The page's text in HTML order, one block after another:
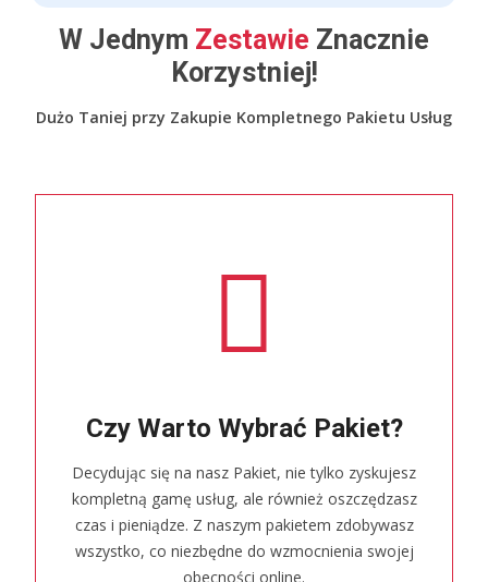
W Jednym Zestawie Znacznie
Korzystniej!
Dużo Taniej przy Zakupie Kompletnego Pakietu Usług
Czy Warto Wybrać Pakiet?
Decydując się na nasz Pakiet, nie tylko zyskujesz
kompletną gamę usług, ale również oszczędzasz
czas i pieniądze. Z naszym pakietem zdobywasz
wszystko, co niezbędne do wzmocnienia swojej
obecności online.